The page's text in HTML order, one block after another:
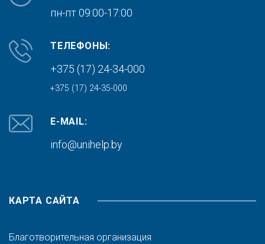
пн-пт 09:00-17:00
ТЕЛЕФОНЫ:
+375 (17) 24-34-000
+375 (17) 24-35-000
E-MAIL:
info@unihelp.by
КАРТА САЙТА
Благотворительная организация